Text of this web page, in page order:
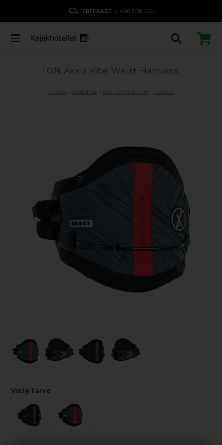
FRI FRAGT V. KØB FOR 750,-
ION Axxis Kite Waist Harness
Vælg farve